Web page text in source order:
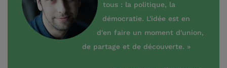
tous : la politique, la
démocratie. L'idée est en
d'en faire un moment d'union,
de partage et de découverte. »